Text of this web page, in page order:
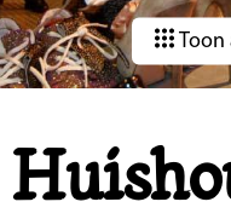
Toon